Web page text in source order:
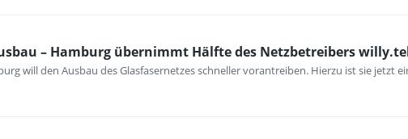
– Hamburg übernimmt Hälfte des Netzbetreibers
will den Ausbau des Glasfasernetzes schneller vorantreiben. Hierzu ist sie jetzt